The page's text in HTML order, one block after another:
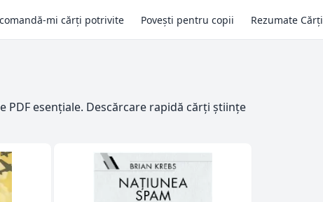
mi cărți potrivite Povești pentru copii Rezumate Cărți
esențiale. Descărcare rapidă cărți științe